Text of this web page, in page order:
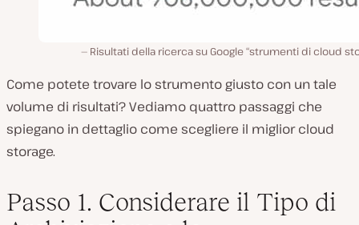
Risultati della ricerca su Google “strumenti di cloud
Come potete trovare lo strumento giusto con un tale
volume di risultati? Vediamo quattro passaggi che
spiegano in dettaglio come scegliere il miglior cloud
storage.
Passo 1. Considerare il Tipo di